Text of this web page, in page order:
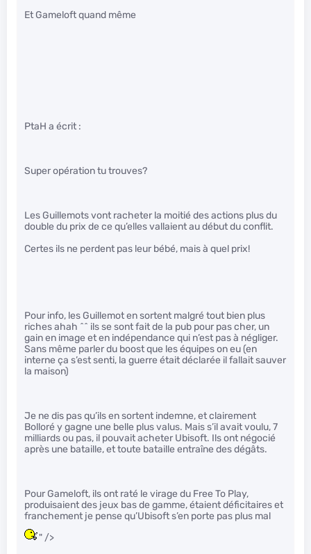
Et Gameloft quand même
PtaH a écrit :
Super opération tu trouves?
Les Guillemots vont racheter la moitié des actions plus du
double du prix de ce qu’elles vallaient au début du conflit.
Certes ils ne perdent pas leur bébé, mais à quel prix!
Pour info, les Guillemot en sortent malgré tout bien plus
riches ahah ^^ ils se sont fait de la pub pour pas cher, un
gain en image et en indépendance qui n’est pas à négliger.
Sans même parler du boost que les équipes on eu (en
interne ça s’est senti, la guerre était déclarée il fallait sauver
la maison)
Je ne dis pas qu’ils en sortent indemne, et clairement
Bolloré y gagne une belle plus valus. Mais s’il avait voulu, 7
milliards ou pas, il pouvait acheter Ubisoft. Ils ont négocié
après une bataille, et toute bataille entraîne des dégâts.
Pour Gameloft, ils ont raté le virage du Free To Play,
produisaient des jeux bas de gamme, étaient déficitaires et
franchement je pense qu’Ubisoft s’en porte pas plus mal
" />